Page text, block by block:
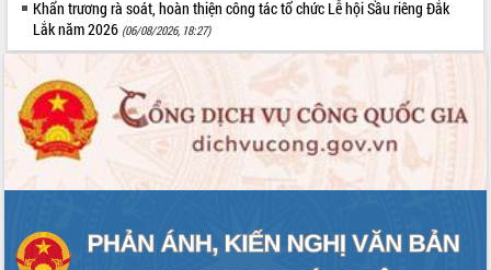
Khẩn trương rà soát, hoàn thiện công tác tổ chức Lễ hội Sầu riêng Đắk
Lắk năm 2026 (06/08/2026, 18:27)